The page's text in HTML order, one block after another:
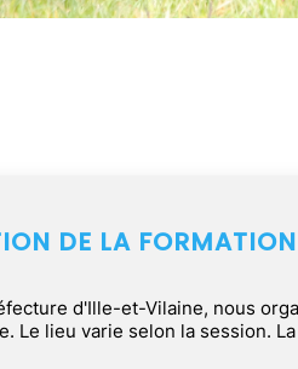
DE LA FORMATION
d'Ille-et-Vilaine, nous
Le lieu varie selon la session.